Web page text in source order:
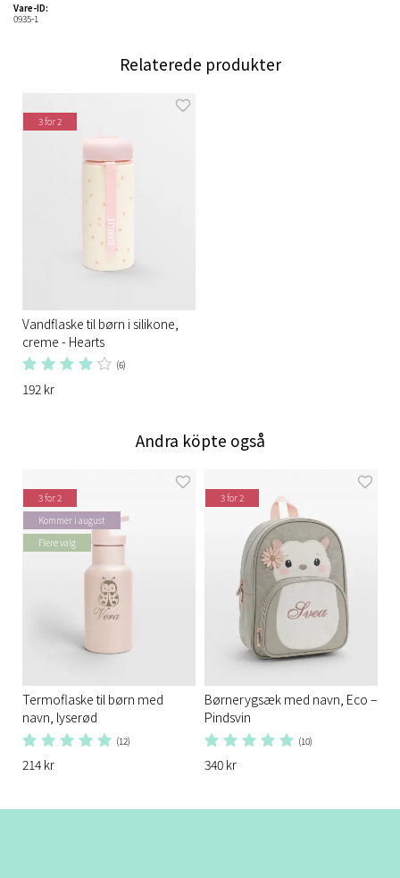
Vare-ID:
0935-1
Relaterede produkter
3 for 2
Vandflaske til børn i silikone,
creme - Hearts
(6)
192 kr
Andra köpte også
3 for 2
Kommer i august
Flere valg
Termoflaske til børn med
navn, lyserød
(12)
214 kr
3 for 2
Børnerygsæk med navn, Eco –
Pindsvin
(10)
340 kr